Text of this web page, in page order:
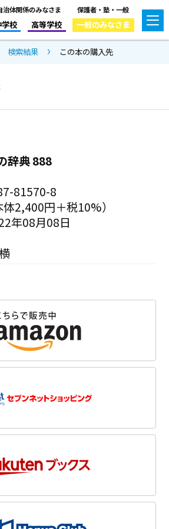
治体関係のみなさま
学校 高等学校
保護者・塾・一般
一般のみなさま
検索結果 この本の購入先
辞典 888
81570-8
2,400円＋税10%）
年08月08日